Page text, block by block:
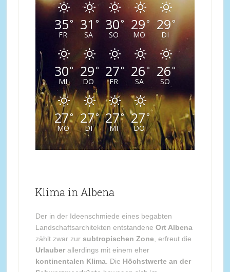
35°
FR
31 °
SA
30°
SO
29°
MO
29°
DI
30°
MI
29°
DO
27°
FR
26°
SA
26°
SO
27°
MO
27°
DI
27°
MI
27°
DO
Klima in Albena
Der in der Ideenschmiede eines begabten
Landschaftsarchitekten entstandene Ort Albena
zählt zwar zur subtropischen Zone , erfreut die
Urlauberallerdings mit einem eher
kontinentalen Klima. Die Höchstwerte an der